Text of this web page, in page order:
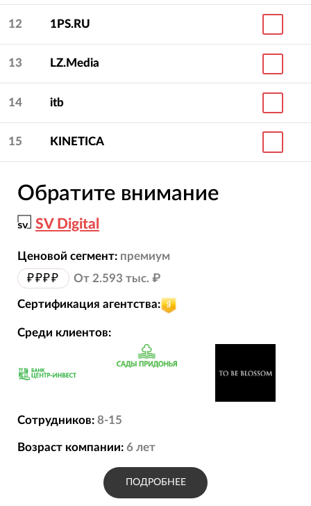
12 1PS.RU
13 LZ.Media
14 itb
15 KINETICA
Обратите внимание
SV Digital
Ценовой сегмент: премиум
₽₽₽₽ От 2.593 тыс. ₽
Сертификация агентства:
Среди клиентов:
Сотрудников: 8-15
Возраст компании: 6 лет
ПОДРОБНЕЕ